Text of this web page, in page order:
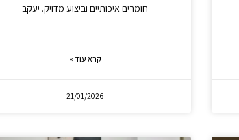
חומרים איכותיים וביצוע מדויק. יעקב
קרא עוד »
21/01/2026